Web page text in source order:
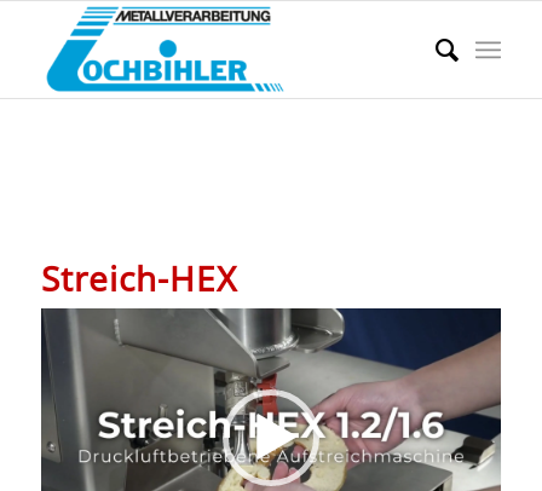
Streich-HEX